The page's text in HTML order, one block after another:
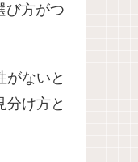
び方がつ
がないと
分け方と